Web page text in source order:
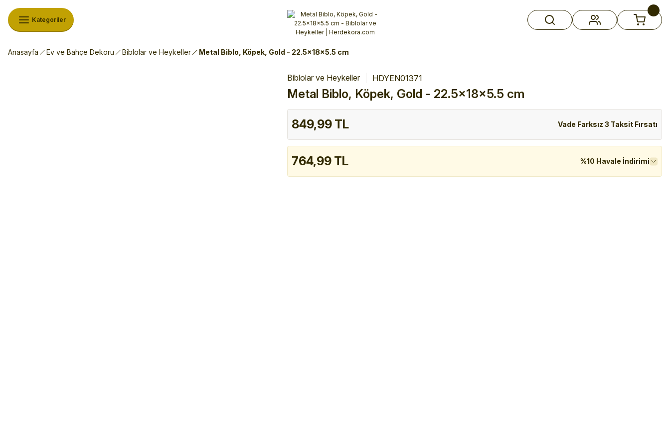
Alışverişlerinizde 3 Taksit Fırsatı!İlk siparişinizi verin!
%10 Havale İndirimiŞimdi Alışveriş yap!
Kategoriler
Anasayfa Ev ve Bahçe Dekoru Biblolar ve Heykeller Metal Biblo, Köpek, Gold - 22.5x18x5.5 cm
Biblolar ve Heykeller HDYEN01371
Metal Biblo, Köpek, Gold - 22.5x18x5.5 cm
849,99 TL Vade Farksız 3 Taksit Fırsatı
764,99 TL %10 Havale İndirimi